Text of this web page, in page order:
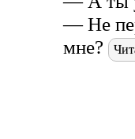
— Не
мне?